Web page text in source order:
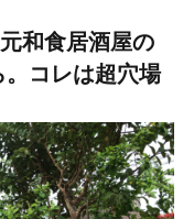
和食居酒屋の
コレは超穴場